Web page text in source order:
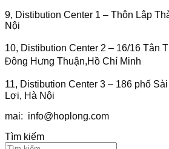
9, Distibution Center 1 – Thôn Lập
Nội
10, Distibution Center 2 – 16/16 Tân
Đông Hưng Thuận,Hồ Chí Minh
11, Distibution Center 3 – 186 phố
Lợi, Hà Nội
mai: info@hoplong.com
Tìm kiếm